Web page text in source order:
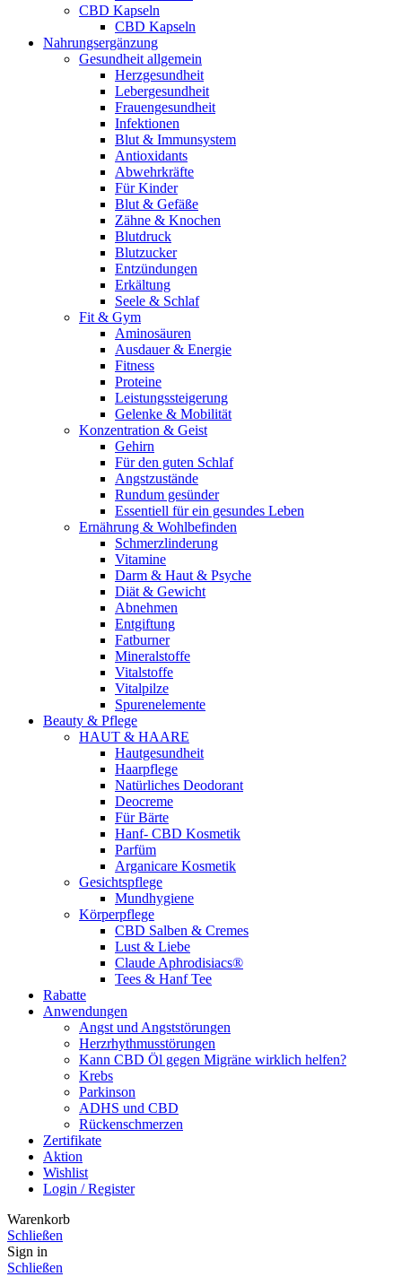
CBD Kapseln
CBD Kapseln
Nahrungsergänzung
Gesundheit allgemein
Herzgesundheit
Lebergesundheit
Frauengesundheit
Infektionen
Blut & Immunsystem
Antioxidants
Abwehrkräfte
Für Kinder
Blut & Gefäße
Zähne & Knochen
Blutdruck
Blutzucker
Entzündungen
Erkältung
Seele & Schlaf
Fit & Gym
Aminosäuren
Ausdauer & Energie
Fitness
Proteine
Leistungssteigerung
Gelenke & Mobilität
Konzentration & Geist
Gehirn
Für den guten Schlaf
Angstzustände
Rundum gesünder
Essentiell für ein gesundes Leben
Ernährung & Wohlbefinden
Schmerzlinderung
Vitamine
Darm & Haut & Psyche
Diät & Gewicht
Abnehmen
Entgiftung
Fatburner
Mineralstoffe
Vitalstoffe
Vitalpilze
Spurenelemente
Beauty & Pflege
HAUT & HAARE
Hautgesundheit
Haarpflege
Natürliches Deodorant
Deocreme
Für Bärte
Hanf- CBD Kosmetik
Parfüm
Arganicare Kosmetik
Gesichtspflege
Mundhygiene
Körperpflege
CBD Salben & Cremes
Lust & Liebe
Claude Aphrodisiacs®
Tees & Hanf Tee
Rabatte
Anwendungen
Angst und Angststörungen
Herzrhythmusstörungen
Kann CBD Öl gegen Migräne wirklich helfen?
Krebs
Parkinson
ADHS und CBD
Rückenschmerzen
Zertifikate
Aktion
Wishlist
Login / Register
Warenkorb
Schließen
Sign in
Schließen